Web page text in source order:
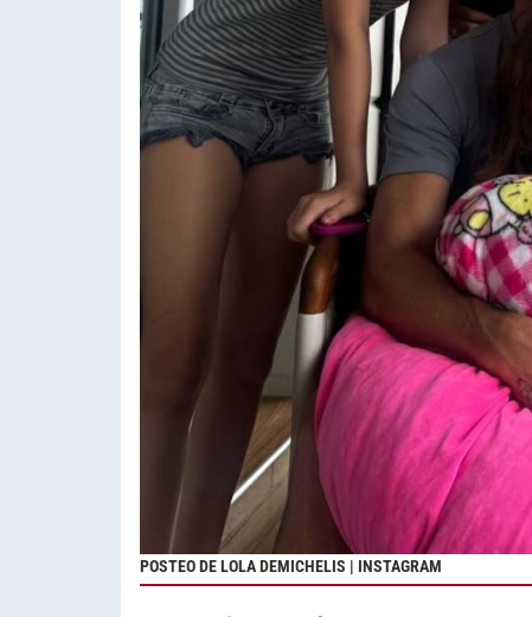
POSTEO DE LOLA DEMICHELIS | INSTAGRAM